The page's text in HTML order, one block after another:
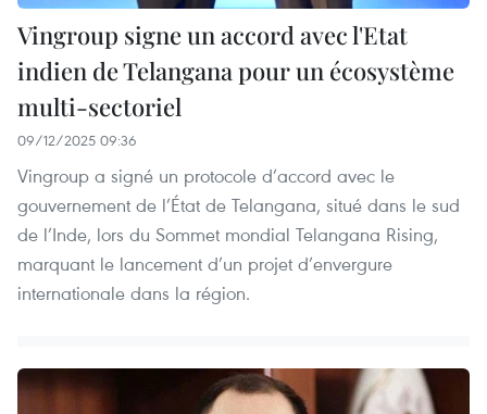
Vingroup signe un accord avec l'Etat
indien de Telangana pour un écosystème
multi-sectoriel
09/12/2025 09:36
Vingroup a signé un protocole d’accord avec le
gouvernement de l’État de Telangana, situé dans le sud
de l’Inde, lors du Sommet mondial Telangana Rising,
marquant le lancement d’un projet d’envergure
internationale dans la région.